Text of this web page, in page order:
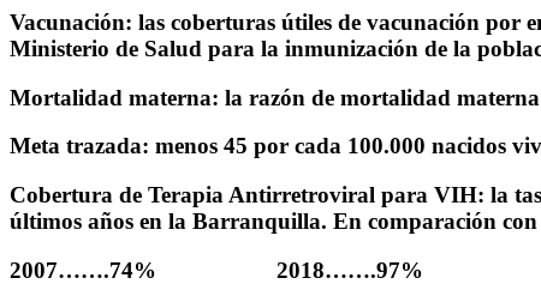
Vacunación: las coberturas útiles de vacunación por
Ministerio de Salud para la inmunización de la
Mortalidad materna: la razón de mortalidad materna
Meta trazada: menos 45 por cada 100.000 nacidos
Cobertura de Terapia Antirretroviral para VIH: la
últimos años en la Barranquilla. En comparación
2007…….74% 2018…….97%